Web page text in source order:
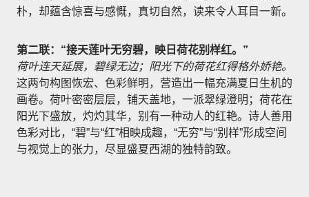
朴，却蕴含惊喜与感慨，真切自然，读来令人耳目一新。
第二联：“接天莲叶无穷碧，映日荷花别样红。”
荷叶连天延展，碧绿无边；阳光下的荷花红得格外娇艳。
这两句构图恢宏、色彩鲜明，营造出一幅充满夏日生机的
画卷。荷叶密密层层，铺天盖地，一派翠绿澄明；荷花在
阳光下盛放，灼灼其华，别有一种动人的红艳。诗人善用
色彩对比，“碧”与“红”相映成趣，“无穷”与“别样”形成空间
与视觉上的张力，尽显盛夏西湖的独特韵致。